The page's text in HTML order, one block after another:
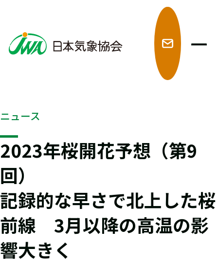
ニュース
2023年桜開花予想（第9
回）
記録的な早さで北上した桜
前線 3月以降の高温の影
響大きく